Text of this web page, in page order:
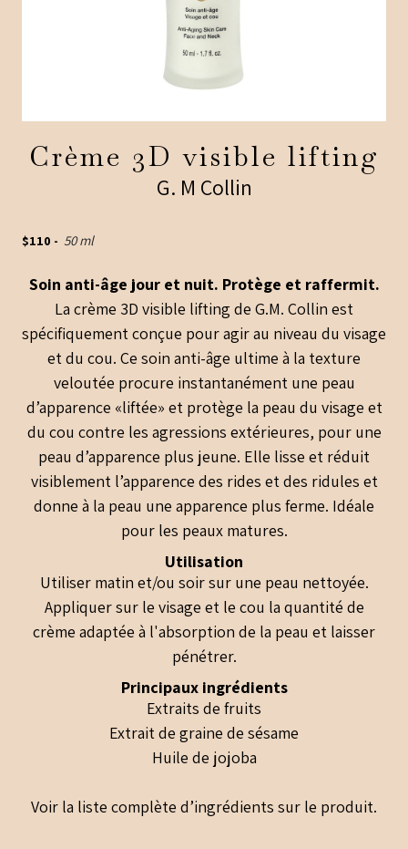
Crème 3D visible lifting
G. M Collin
$110 - 50 ml
Soin anti-âge jour et nuit. Protège et raffermit.
La crème 3D visible lifting de G.M. Collin est
spécifiquement conçue pour agir au niveau du visage
et du cou. Ce soin anti-âge ultime à la texture
veloutée procure instantanément une peau
d’apparence «liftée» et protège la peau du visage et
du cou contre les agressions extérieures, pour une
peau d’apparence plus jeune. Elle lisse et réduit
visiblement l’apparence des rides et des ridules et
donne à la peau une apparence plus ferme. Idéale
pour les peaux matures.
Utilisation
Utiliser matin et/ou soir sur une peau nettoyée.
Appliquer sur le visage et le cou la quantité de
crème adaptée à l'absorption de la peau et laisser
pénétrer.
Principaux ingrédients
Extraits de fruits
Extrait de graine de sésame
Huile de jojoba
Voir la liste complète d’ingrédients sur le produit.